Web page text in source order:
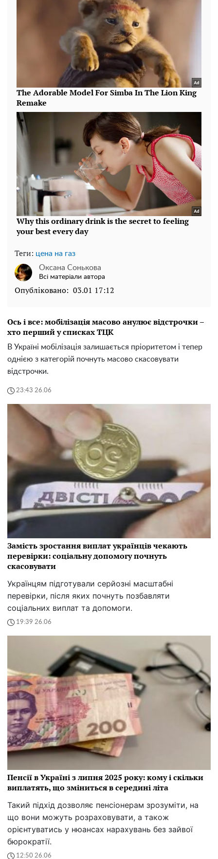
Теги: цена на газ
Оксана Сонькова
Всі матеріали автора
Опубліковано: 03.01 17:12
Ось і все: мобілізація масово анулює відстрочки –
хто перший у списках ТЦК
В Україні мобілізація залишається пріоритетом і тепер
однією з категорій почнуть масово скасовувати
відстрочки.
23:43 26.06
Замість зростання виплат українців чекають
перевірки: соціальну допомогу почнуть
скасовувати
Українцям підготували серйозні масштабні
перевірки, після яких почнуть позбавляти
соціальних виплат та допомоги.
19:39 26.06
Пенсії в Україні з липня 2025 року: кому і скільки
виплатять, що зміниться в середині літа
Такий підхід дозволяє пенсіонерам зрозуміти, на
що вони можуть розраховувати, а також
орієнтуватись у нюансах нарахувань без зайвої
бюрократії.
12:50 26.06